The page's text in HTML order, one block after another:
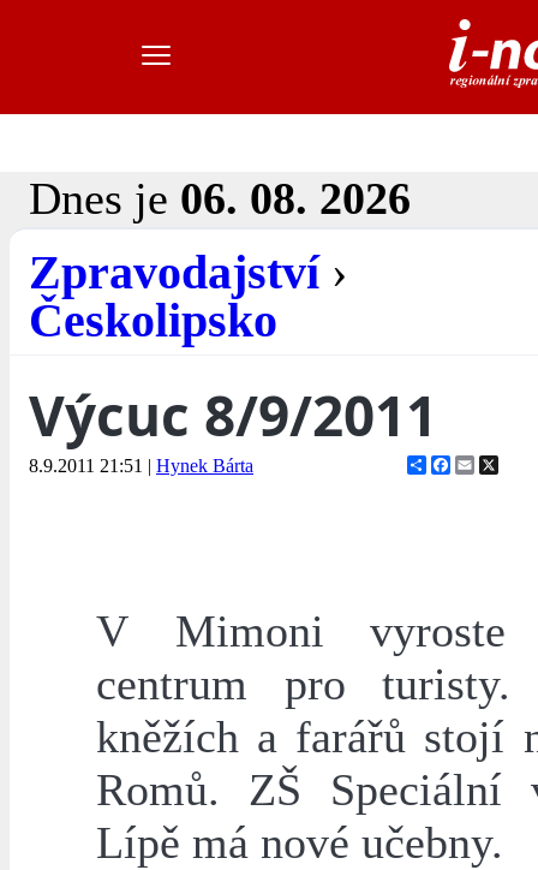
Dnes je 06. 08. 2026
Zpravodajství›
Českolipsko
Výcuc 8/9/2011
8.9.2011 21:51 | Hynek Bárta ShareFacebook
Email
V Mimoni vyroste
centrum pro turisty.
kněžích a farářů stojí
Romů. ZŠ Speciální
Lípě má nové učebny.